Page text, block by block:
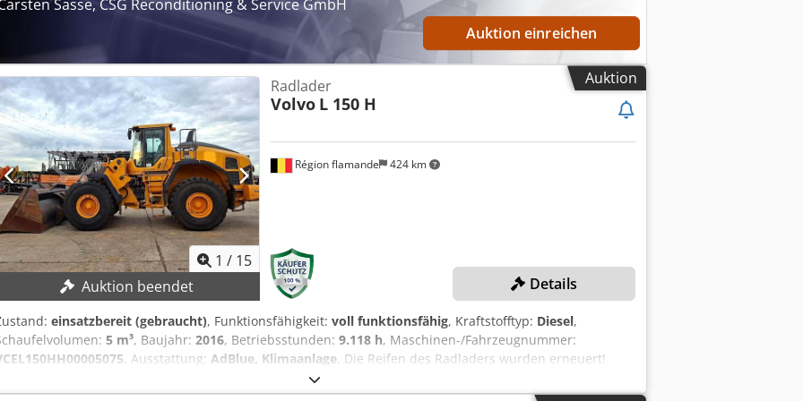
Sasse, CSG Reconditioning & Service GmbH
Auktion einreichen
Auktion
1 / 15
Auktion beendet
Région flamande 424 km
Radlader
Volvo L 150 H
Details
einsatzbereit (gebraucht), Funktionsfähigkeit: voll funktionsfähig, Kraftstofftyp: Diesel,
5 m³, Baujahr: 2016, Betriebsstunden: 9.118 h, Maschinen-/Fahrzeugnummer:
, Ausstattung: AdBlue, Klimaanlage, Die Reifen des Radladers wurden erneuert!
TECHNISCHE DETAILS Inhalt der Ladeschaufel: 5 m3 MASCHINEN-DETAILS Csdpfx Asx Tqm Iophoha
& Gewicht Transportabmessungen (L x B x H): 9,1 m x 3,2 m x 3,9 m Leergewicht: 26.100 kg